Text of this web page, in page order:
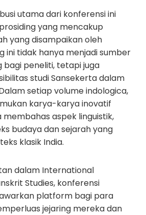
utama dari konferensi ini
yang mencakup
yang disampaikan oleh
ini tidak hanya menjadi sumber
bagi peneliti, tetapi juga
studi Sansekerta dalam
setiap volume indologica,
karya-karya inovatif
aspek linguistik,
budaya dan sejarah yang
klasik India.
dalam International
Studies, konferensi
platform bagi para
jejaring mereka dan